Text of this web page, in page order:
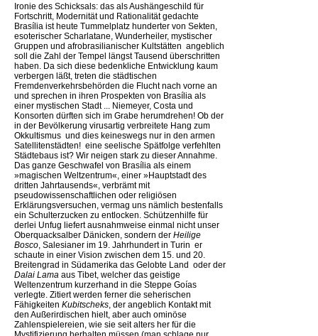
Ironie des Schicksals: das als Aushängeschild für
Fortschritt, Modernität und Rationalität gedachte
Brasília ist heute Tummelplatz hunderter von Sekten,
esoterischer Scharlatane, Wunderheiler, mystischer
Gruppen und afrobrasilianischer Kultstätten  angeblich
soll die Zahl der Tempel längst Tausend überschritten
haben. Da sich diese bedenkliche Entwicklung kaum
verbergen läßt, treten die städtischen
Fremdenverkehrsbehörden die Flucht nach vorne an
und sprechen in ihren Prospekten von Brasília als
einer mystischen Stadt ... Niemeyer, Costa und
Konsorten dürften sich im Grabe herumdrehen! Ob der
in der Bevölkerung virusartig verbreitete Hang zum
Okkultismus  und dies keineswegs nur in den armen
Satellitenstädten!  eine seelische Spätfolge verfehlten
Städtebaus ist? Wir neigen stark zu dieser Annahme.
Das ganze Geschwafel von Brasília als einem
»magischen Weltzentrum«, einer »Hauptstadt des
dritten Jahrtausends«, verbrämt mit
pseudowissenschaftlichen oder religiösen
Erklärungsversuchen, vermag uns nämlich bestenfalls
ein Schulterzucken zu entlocken. Schützenhilfe für
derlei Unfug liefert ausnahmweise einmal nicht unser
Oberquacksalber Dänicken, sondern der Heilige
Bosco , Salesianer im 19. Jahrhundert in Turin  er
schaute in einer Vision zwischen dem 15. und 20.
Breitengrad in Südamerika das Gelobte Land  oder der
Dalai Lama aus Tibet, welcher das geistige
Weltenzentrum kurzerhand in die Steppe Goías
verlegte. Zitiert werden ferner die seherischen
Fähigkeiten Kubitscheks , der angeblich Kontakt mit
den Außerirdischen hielt, aber auch ominöse
Zahlenspielereien, wie sie seit alters her für die